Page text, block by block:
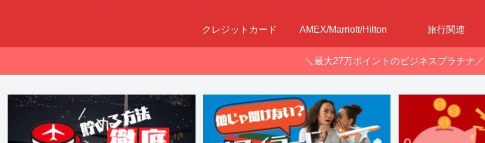
クレジットカード AMEX/Marriott/Hilton 旅行関連
＼最大27万ポイントのビジネスプラチナ／